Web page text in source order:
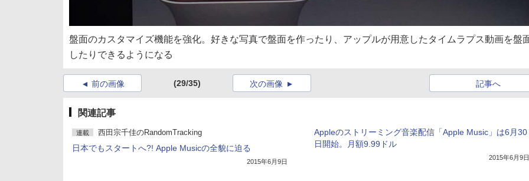
盤面のカスタマイズ機能を強化。好きな写真で盤面を作ったり、アップルが用意したタイムラプス動画を盤
したりできるようになる
前の画像 (29/35) 記事へ
次の画像
関連記事
連載 西田宗千佳のRandomTracking
日本でもスタートへ?! Apple Musicの全貌に迫る
2015年6月9日
Appleのストリーミング音楽配信「Apple Music」は6月30
日開始。月額9.99ドル
2015年6月9日